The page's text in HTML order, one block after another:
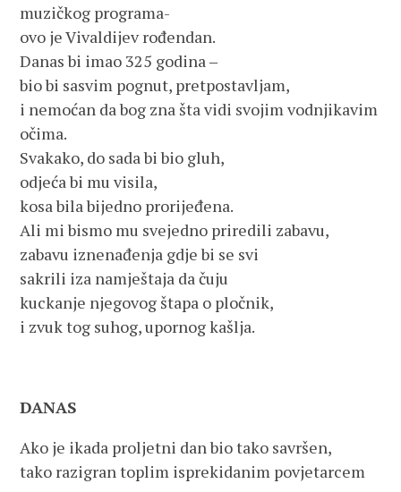
muzičkog programa-
ovo je Vivaldijev rođendan.
Danas bi imao 325 godina ‒
bio bi sasvim pognut, pretpostavljam,
i nemoćan da bog zna šta vidi svojim vodnjikavim
očima.
Svakako, do sada bi bio gluh,
odjeća bi mu visila,
kosa bila bijedno prorijeđena.
Ali mi bismo mu svejedno priredili zabavu,
zabavu iznenađenja gdje bi se svi
sakrili iza namještaja da čuju
kuckanje njegovog štapa o pločnik,
i zvuk tog suhog, upornog kašlja.
DANAS
Ako je ikada proljetni dan bio tako savršen,
tako razigran toplim isprekidanim povjetarcem